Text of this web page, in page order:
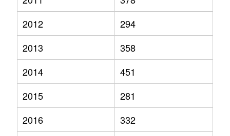
2012
294
2013
358
2014
451
2015
281
2016
332